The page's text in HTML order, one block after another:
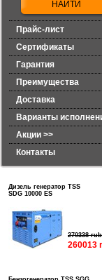
Прайс-лист
Сертификаты
Гарантия
Преимущества
Доставка
Варианты
Акции >>
Контакты
Дизель генератор TSS
SDG 10000 ES
270338 rub
260013